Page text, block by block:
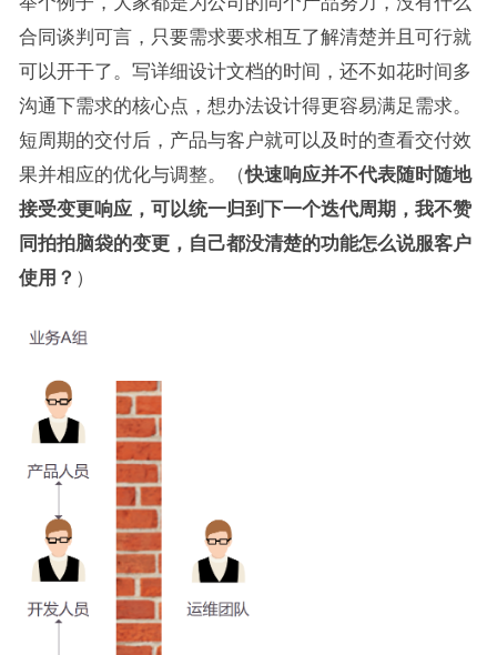
合同谈判可言，只要需求要求相互了解清楚并且可行就
可以开干了。写详细设计文档的时间，还不如花时间多
沟通下需求的核心点，想办法设计得更容易满足需求。
短周期的交付后，产品与客户就可以及时的查看交付效
果并相应的优化与调整。（快速响应并不代表随时随地
接受变更响应，可以统一归到下一个迭代周期，我不赞
同拍拍脑袋的变更，自己都没清楚的功能怎么说服客户
使用？ ）